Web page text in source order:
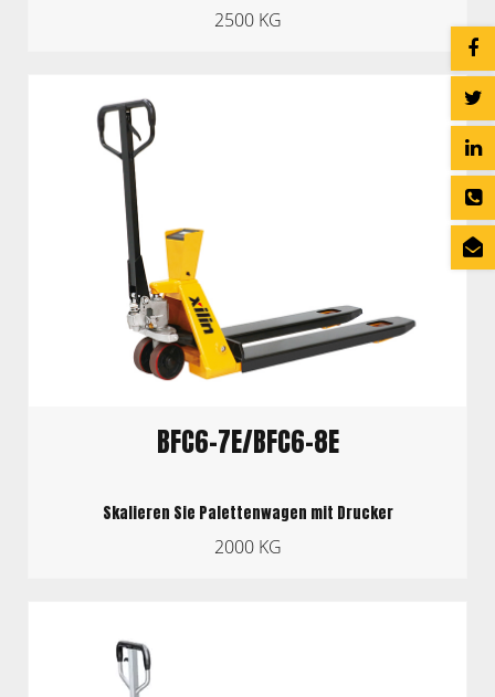
2500 KG
BFC6-7E/BFC6-8E
Skalieren Sie Palettenwagen mit Drucker
2000 KG